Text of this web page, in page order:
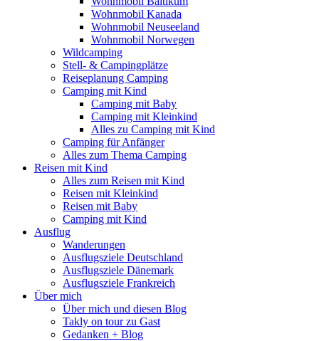
Wohnmobil Kanada
Wohnmobil Neuseeland
Wohnmobil Norwegen
Wildcamping
Stell- & Campingplätze
Reiseplanung Camping
Camping mit Kind
Camping mit Baby
Camping mit Kleinkind
Alles zu Camping mit Kind
Camping für Anfänger
Alles zum Thema Camping
Reisen mit Kind
Alles zum Reisen mit Kind
Reisen mit Kleinkind
Reisen mit Baby
Camping mit Kind
Ausflug
Wanderungen
Ausflugsziele Deutschland
Ausflugsziele Dänemark
Ausflugsziele Frankreich
Über mich
Über mich und diesen Blog
Takly on tour zu Gast
Gedanken + Blog